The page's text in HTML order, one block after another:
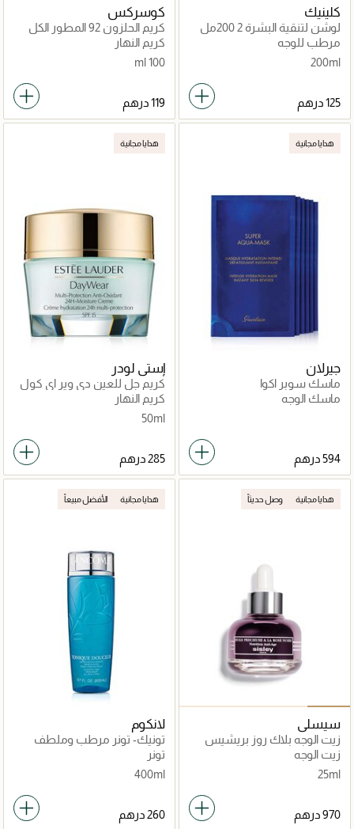
كلينيك
لوشن لتنقية البشرة 2 200مل
مرطب للوجه
200ml
كوسركس
كريم الحلزون 92 المطور الكل
في واحد
كريم النهار
100 ml
هدايا مجانية
جيرلان
ماسك سوبر اكوا
ماسك الوجه
هدايا مجانية
إستي لودر
كريم جل للعين دي وير اي كول
مضاد للاكسدة مع حماية من
الشمس SPF 15
كريم النهار
50ml
هدايا مجانية وصل حديثاً
سيسلي
زيت الوجه بلاك روز بريشيس
زيت الوجه
25ml
هدايا مجانية الأفضل مبيعاً
لانكوم
تونيك- تونر مرطب وملطف
للبشرة
تونر
400ml